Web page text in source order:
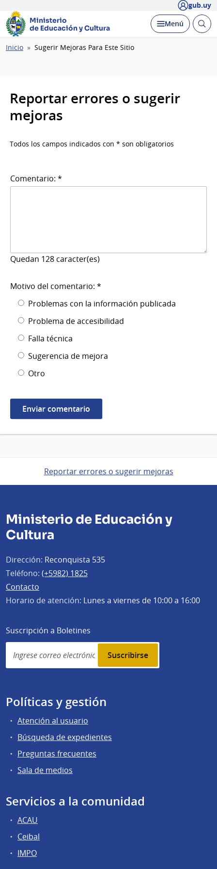
gub.uy
Ministerio
de Educación y Cultura
Desplegar
Menú Abrir
Ruta
Inicio Sugerir Mejoras Para Este Sitio
Reportar errores o sugerir
mejoras
Todos los campos indicados con * son obligatorios
Comentario: *
Quedan 128 caracter(es)
Motivo del comentario: *
Problemas con la información publicada
Problema de accesibilidad
Falla técnica
Sugerencia de mejora
Otro
Reportar errores o sugerir mejoras
Ministerio de Educación y
Cultura
Dirección: Reconquista 535
Teléfono: (+5982) 1825
Contacto
Horario de atención: Lunes a viernes de 10:00 a 16:00
Suscripción a Boletines
Simplenews
subscription
Políticas y gestión
Atención al usuario
Búsqueda de expedientes
Preguntas frecuentes
Sala de medios
Servicios a la comunidad
ACAU
Ceibal
IMPO